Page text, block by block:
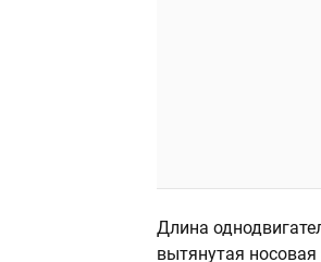
Длина
вытянутая